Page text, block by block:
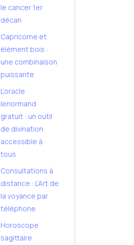
le cancer 1er
décan
Capricorne et
élément bois :
une combinaison
puissante
L’oracle
lenormand
gratuit : un outil
de divination
accessible à
tous
Consultations à
distance : L’Art de
la voyance par
téléphone
Horoscope
sagittaire